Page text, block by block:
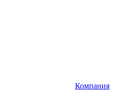
Компания